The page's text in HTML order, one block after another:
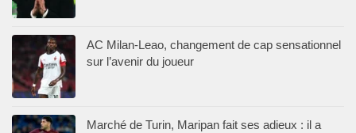
AC Milan-Leao, changement de cap sensationnel
sur l’avenir du joueur
Marché de Turin, Maripan fait ses adieux : il a